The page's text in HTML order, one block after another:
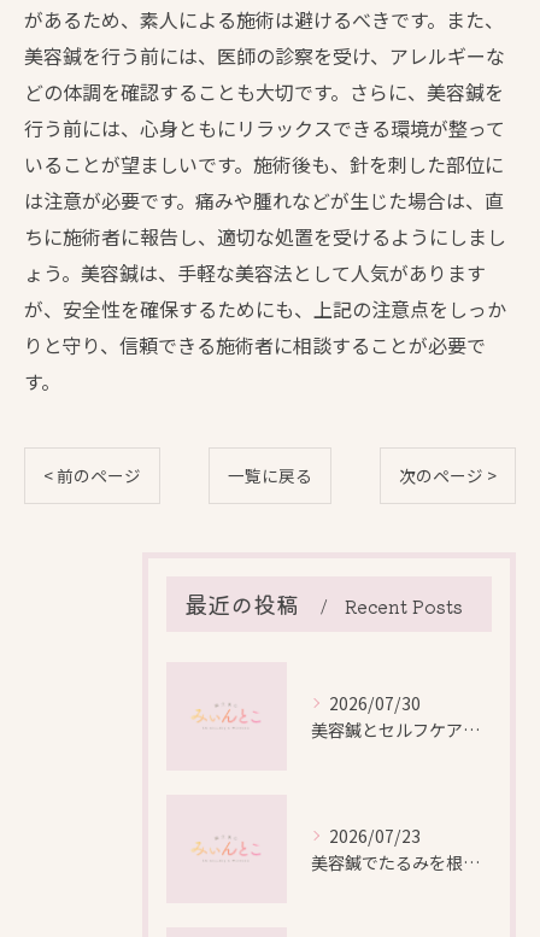
があるため、素人による施術は避けるべきです。また、
美容鍼を行う前には、医師の診察を受け、アレルギーな
どの体調を確認することも大切です。さらに、美容鍼を
行う前には、心身ともにリラックスできる環境が整って
いることが望ましいです。施術後も、針を刺した部位に
は注意が必要です。痛みや腫れなどが生じた場合は、直
ちに施術者に報告し、適切な処置を受けるようにしまし
ょう。美容鍼は、手軽な美容法として人気があります
が、安全性を確保するためにも、上記の注意点をしっか
りと守り、信頼できる施術者に相談することが必要で
す。
< 前のページ 一覧に戻る 次のページ >
最近の投稿 Recent Posts
2026/07/30
美容鍼とセルフケアで叶える愛知県名古屋市北区米が瀬町の新しい美しさ
2026/07/23
美容鍼でたるみを根本から改善し自然なリフトアップを叶える方法